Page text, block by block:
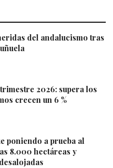
del andalucismo tras
2026: supera los
crecen un 6 %
poniendo a prueba al
8.000 hectáreas y